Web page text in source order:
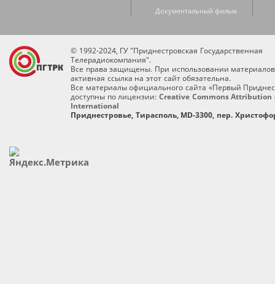
Документальный фильм
© 1992-2024, ГУ "Приднестровская Государственная
Телерадиокомпания".
Все права защищены. При использовании
активная ссылка на этот сайт обязательна.
Все материалы официального сайта «Первый
доступны по лицензии: Creative Commons Attribution
International
Приднестровье, Тирасполь, MD-3300, пер.